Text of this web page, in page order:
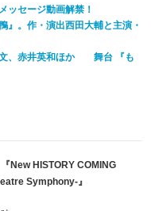
ッセージ動画解禁！
』。作・演出西田大輔と主演・
文、赤井英和ほか 舞台 『も
New HISTORY COMING
Symphony-』